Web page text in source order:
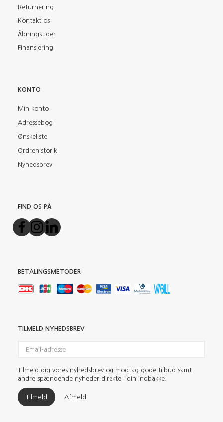
Returnering
Kontakt os
Åbningstider
Finansiering
KONTO
Min konto
Adressebog
Ønskeliste
Ordrehistorik
Nyhedsbrev
FIND OS PÅ
BETALINGSMETODER
TILMELD NYHEDSBREV
adresse
Tilmeld dig vores nyhedsbrev og modtag gode tilbud samt
andre spændende nyheder direkte i din indbakke.
Tilmeld Afmeld